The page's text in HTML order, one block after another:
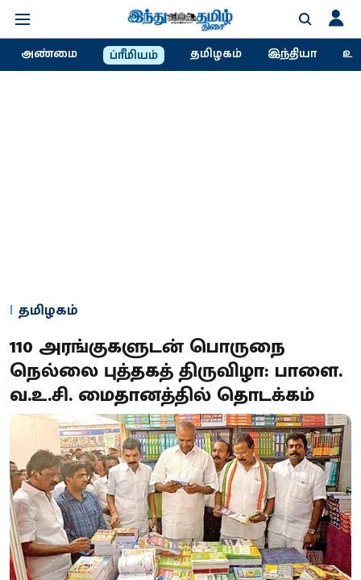
அண்மை ப்ரீமியம் தமிழகம் இந்தியா
தமிழகம்
110 அரங்குகளுடன் பொருநை
நெல்லை புத்தகத் திருவிழா: பாளை.
வ.உ.சி. மைதானத்தில் தொடக்கம்